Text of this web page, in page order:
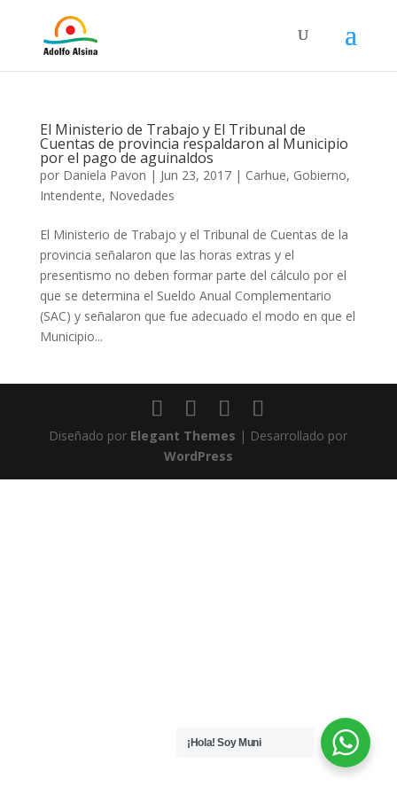
El Ministerio de Trabajo y El Tribunal de
Cuentas de provincia respaldaron al Municipio
por el pago de aguinaldos
por Daniela Pavon | Jun 23, 2017| Carhue, Gobierno,
Intendente, Novedades
El Ministerio de Trabajo y el Tribunal de Cuentas de la
provincia señalaron que las horas extras y el
presentismo no deben formar parte del cálculo por el
que se determina el Sueldo Anual Complementario
(SAC) y señalaron que fue adecuado el modo en que el
Municipio...
Diseñado por Elegant Themes | Desarrollado por
WordPress
¡Hola! Soy Muni